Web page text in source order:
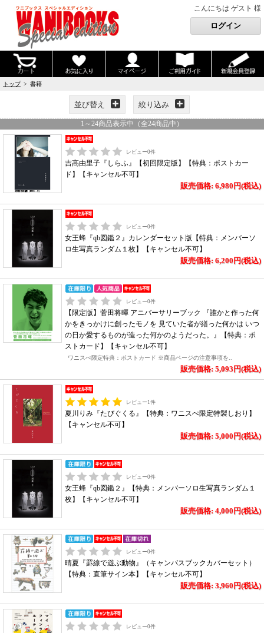
こんにちは ゲスト 様
トップ> 書籍
並び替え 絞り込み
1 ～ 24商品表示中（全24商品中）
レビュー0件
吉高由里子『しらふ』【初回限定版】【特典：ポストカー
ド】【キャンセル不可】
販売価格: 6,980円(税込)
レビュー0件
女王蜂『qb図鑑２』カレンダーセット版【特典：メンバーソ
ロ生写真ランダム１枚】【キャンセル不可】
販売価格: 6,200円(税込)
レビュー0件
【限定版】菅田将暉 アニバーサリーブック 『誰かと作った何
かをきっかけに創ったモノを 見ていた者が繕った何かは いつ
の日か愛するものが造った何かのようだった。』【特典：ポ
ストカード】【キャンセル不可】
ワニスぺ限定特典：ポストカード ※商品ページの注意事項を..
販売価格: 5,093円(税込)
レビュー1件
夏川りみ『たびぐくる』【特典：ワニスぺ限定特製しおり】
【キャンセル不可】
販売価格: 5,000円(税込)
レビュー0件
女王蜂『qb図鑑２』【特典：メンバーソロ生写真ランダム１
枚】【キャンセル不可】
販売価格: 4,000円(税込)
レビュー0件
晴夏『罫線で遊ぶ動物』（キャンバスブックカバーセット）
【特典：直筆サイン本】【キャンセル不可】
販売価格: 3,960円(税込)
レビュー0件